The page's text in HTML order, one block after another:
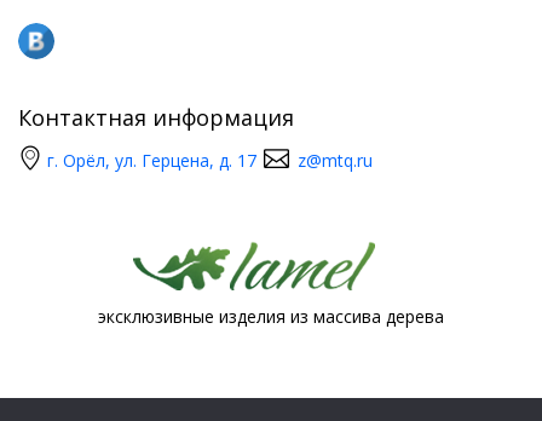
Контактная информация
г. Орёл, ул. Герцена, д. 17 z@mtq.ru
эксклюзивные изделия из массива дерева